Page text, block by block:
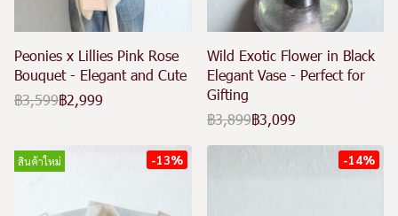
Peonies x Lillies Pink Rose
Bouquet - Elegant and Cute
฿3,599฿2,999
Wild Exotic Flower in Black
Elegant Vase - Perfect for
Gifting
฿3,899฿3,099
สินค้าใหม่ -13% -14%